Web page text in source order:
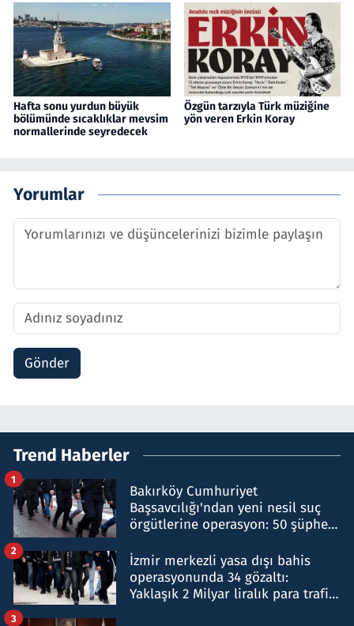
Hafta sonu yurdun büyük
bölümünde sıcaklıklar mevsim
normallerinde seyredecek
Özgün tarzıyla Türk müziğine
yön veren Erkin Koray
Yorumlar
Gönder
Trend Haberler
Bakırköy Cumhuriyet
Başsavcılığı'ndan yeni nesil suç
örgütlerine operasyon: 50 şüpheli
1
İzmir merkezli yasa dışı bahis
operasyonunda 34 gözaltı:
Yaklaşık 2 Milyar liralık para trafiği
2
3